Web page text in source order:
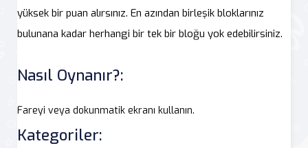
yüksek bir puan alırsınız. En azından birleşik bloklarınız
bulunana kadar herhangi bir tek bir bloğu yok edebilirsiniz.
Nasıl Oynanır?:
Fareyi veya dokunmatik ekranı kullanın.
Kategoriler: